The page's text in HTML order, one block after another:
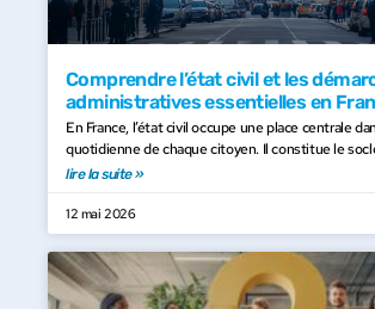
Comprendre l’état civil et les
administratives essentielles en
En France, l’état civil occupe une place centrale
quotidienne de chaque citoyen. Il constitue le
lire la suite »
12 mai 2026